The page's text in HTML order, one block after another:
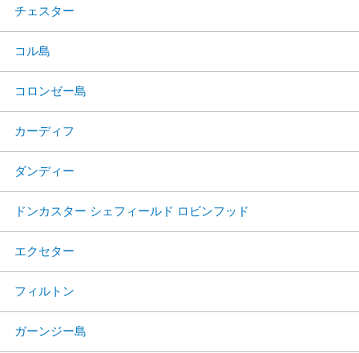
チェスター
コル島
コロンゼー島
カーディフ
ダンディー
ドンカスター シェフィールド ロビンフッド
エクセター
フィルトン
ガーンジー島